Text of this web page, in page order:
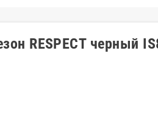
RESPECT черный